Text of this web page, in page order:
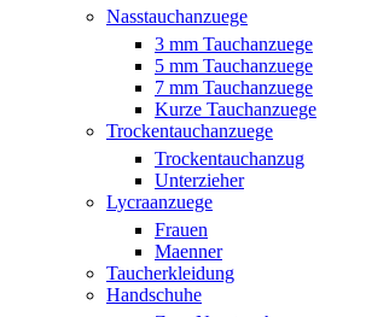
Nasstauchanzuege
3 mm Tauchanzuege
5 mm Tauchanzuege
7 mm Tauchanzuege
Kurze Tauchanzuege
Trockentauchanzuege
Trockentauchanzug
Unterzieher
Lycraanzuege
Frauen
Maenner
Taucherkleidung
Handschuhe